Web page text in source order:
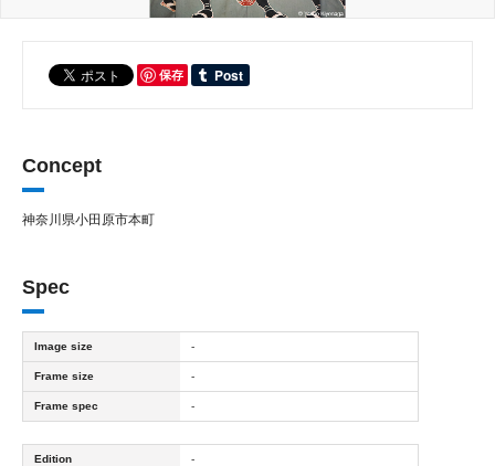
保存
Concept
神奈川県小田原市本町
Spec
Image size -
Frame size -
Frame spec -
Edition -